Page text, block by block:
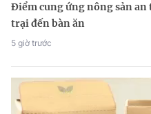
Điểm cung ứng nông sản
trại đến bàn ăn
5 giờ trước